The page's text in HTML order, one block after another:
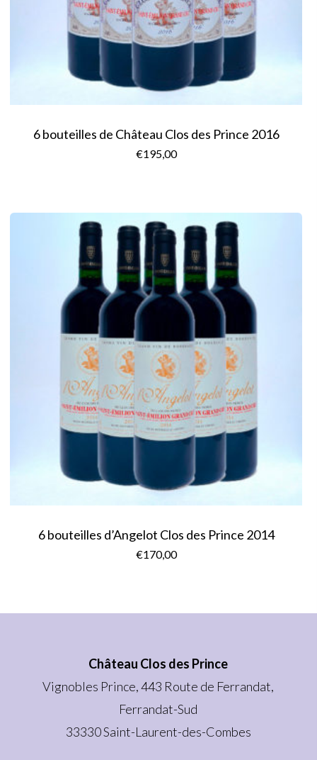
6 bouteilles de Château Clos des Prince 2016
€195,00
6 bouteilles d’Angelot Clos des Prince 2014
€170,00
Château Clos des Prince
Vignobles Prince, 443 Route de Ferrandat,
Ferrandat-Sud
33330 Saint-Laurent-des-Combes